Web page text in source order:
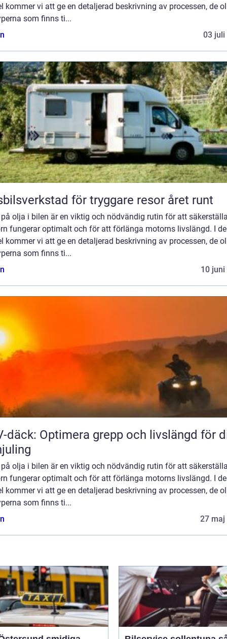
kommer vi att ge en detaljerad beskrivning av processen, de
som finns ti...
03 juli
för tryggare resor året runt
olja i bilen är en viktig och nödvändig rutin för att
fungerar optimalt och för att förlänga motorns livslängd. I
kommer vi att ge en detaljerad beskrivning av processen, de
som finns ti...
10 juni
däck: Optimera grepp och livslängd för
olja i bilen är en viktig och nödvändig rutin för att
fungerar optimalt och för att förlänga motorns livslängd. I
kommer vi att ge en detaljerad beskrivning av processen, de
som finns ti...
27 maj